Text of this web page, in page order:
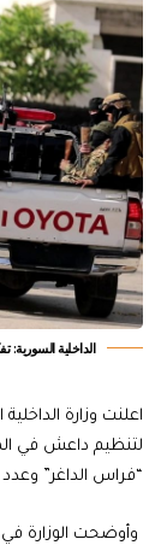
‏الداخلية السورية:
اعلنت وزارة
لتنظيم داعش في
“فراس الداغر” وعدد
وأوضحت الوزارة